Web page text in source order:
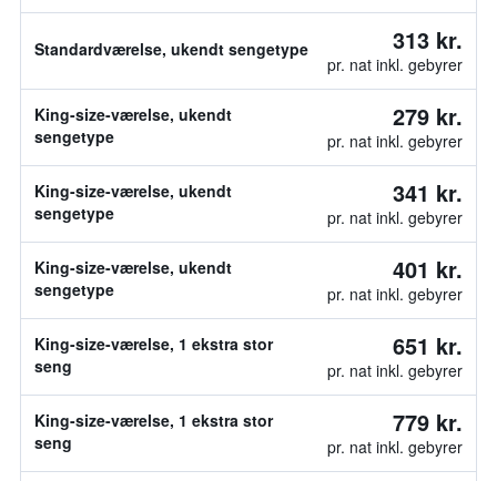
Standardværelse, ukendt sengetype 313 kr.
pr. nat inkl. gebyrer
King-size-værelse, ukendt
sengetype
279 kr.
pr. nat inkl. gebyrer
King-size-værelse, ukendt
sengetype
341 kr.
pr. nat inkl. gebyrer
King-size-værelse, ukendt
sengetype
401 kr.
pr. nat inkl. gebyrer
King-size-værelse, 1 ekstra stor
seng
651 kr.
pr. nat inkl. gebyrer
King-size-værelse, 1 ekstra stor
seng
779 kr.
pr. nat inkl. gebyrer